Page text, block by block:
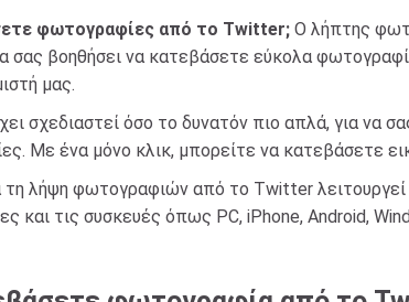
φωτογραφίες από το Twitter; Ο λήπτης
σας βοηθήσει να κατεβάσετε εύκολα
μας.
σχεδιαστεί όσο το δυνατόν πιο απλά, για
Με ένα μόνο κλικ, μπορείτε να κατεβάσετε
λήψη φωτογραφιών από το Twitter λειτουργεί
και τις συσκευές όπως PC, iPhone, Android,